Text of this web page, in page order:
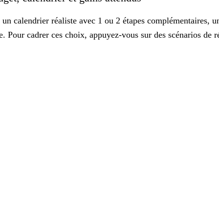
un calendrier réaliste avec 1 ou 2 étapes complémentaires,
Pour cadrer ces choix, appuyez-vous sur des scénarios de